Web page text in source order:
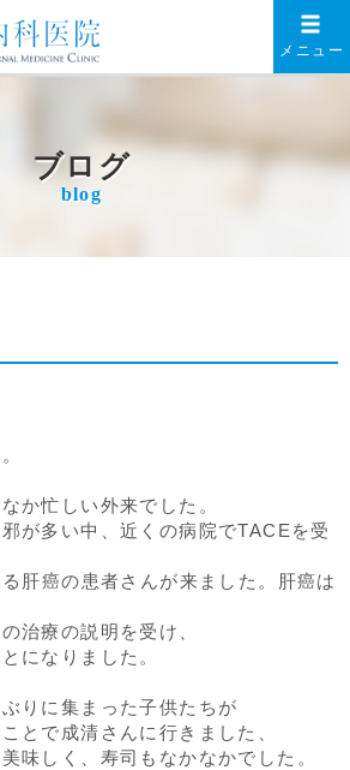
メニュー
ブログ
blog
か忙しい外来でした。
が多い中、近くの病院でTACEを受
肝癌の患者さんが来ました。肝癌は
治療の説明を受け、
になりました。
りに集まった子供たちが
とで成清さんに行きました、
味しく、寿司もなかなかでした。